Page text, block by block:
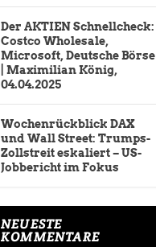
Der AKTIEN Schnellcheck:
Costco Wholesale,
Microsoft, Deutsche Börse
| Maximilian König,
04.04.2025
Wochenrückblick DAX
und Wall Street: Trumps-
Zollstreit eskaliert – US-
Jobbericht im Fokus
NEUESTE
KOMMENTARE